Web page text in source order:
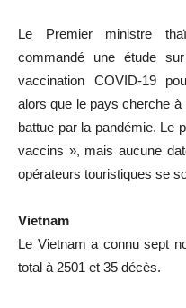
Le Premier ministre
commandé une étude
vaccination COVID-19
alors que le pays cherche
battue par la pandémie. Le
vaccins », mais aucune
opérateurs touristiques se
Vietnam
Le Vietnam a connu sept
total à 2501 et 35 décès.